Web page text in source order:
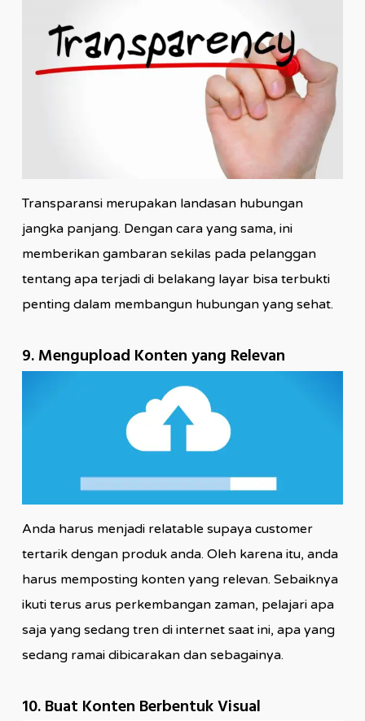
Transparansi merupakan landasan hubungan
jangka panjang. Dengan cara yang sama, ini
memberikan gambaran sekilas pada pelanggan
tentang apa terjadi di belakang layar bisa terbukti
penting dalam membangun hubungan yang sehat.
9. Mengupload Konten yang Relevan
Anda harus menjadi relatable supaya customer
tertarik dengan produk anda. Oleh karena itu, anda
harus memposting konten yang relevan. Sebaiknya
ikuti terus arus perkembangan zaman, pelajari apa
saja yang sedang tren di internet saat ini, apa yang
sedang ramai dibicarakan dan sebagainya.
10. Buat Konten Berbentuk Visual